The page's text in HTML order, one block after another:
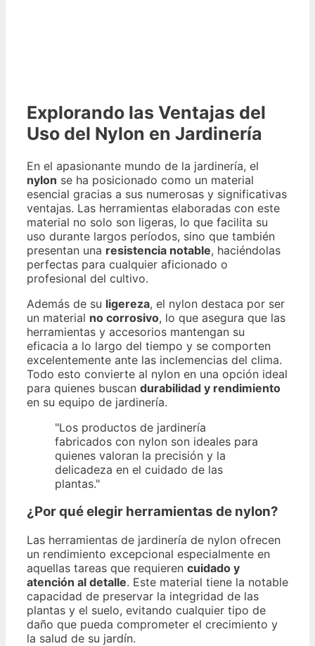
Explorando las Ventajas del
Uso del Nylon en Jardinería
En el apasionante mundo de la jardinería, el
nylon se ha posicionado como un material
esencial gracias a sus numerosas y significativas
ventajas. Las herramientas elaboradas con este
material no solo son ligeras, lo que facilita su
uso durante largos períodos, sino que también
presentan una resistencia notable, haciéndolas
perfectas para cualquier aficionado o
profesional del cultivo.
Además de su ligereza, el nylon destaca por ser
un material no corrosivo, lo que asegura que las
herramientas y accesorios mantengan su
eficacia a lo largo del tiempo y se comporten
excelentemente ante las inclemencias del clima.
Todo esto convierte al nylon en una opción ideal
para quienes buscan durabilidad y rendimiento
en su equipo de jardinería.
"Los productos de jardinería
fabricados con nylon son ideales para
quienes valoran la precisión y la
delicadeza en el cuidado de las
plantas."
¿Por qué elegir herramientas de nylon?
Las herramientas de jardinería de nylon ofrecen
un rendimiento excepcional especialmente en
aquellas tareas que requieren cuidado y
atención al detalle. Este material tiene la notable
capacidad de preservar la integridad de las
plantas y el suelo, evitando cualquier tipo de
daño que pueda comprometer el crecimiento y
la salud de su jardín.